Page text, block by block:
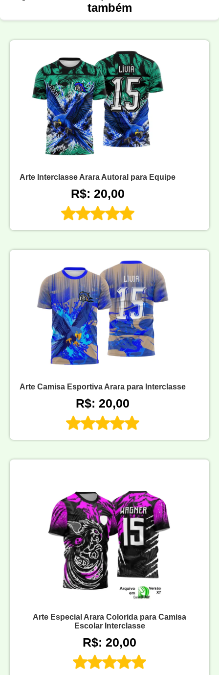
também
Arte Interclasse Arara Autoral para Equipe
R$: 20,00
Arte Camisa Esportiva Arara para Interclasse
R$: 20,00
Arte Especial Arara Colorida para Camisa
Escolar Interclasse
R$: 20,00